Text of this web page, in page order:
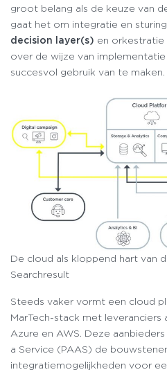
groot belang als de keuze van
gaat het om integratie en
decision layer(s) en orkestratie
over de wijze van
succesvol gebruik van te maken.
De cloud als kloppend hart van
Searchresult
Steeds vaker vormt een cloud
MarTech-stack met
Azure en AWS. Deze
a Service (PAAS) de
integratiemogelijkheden voor